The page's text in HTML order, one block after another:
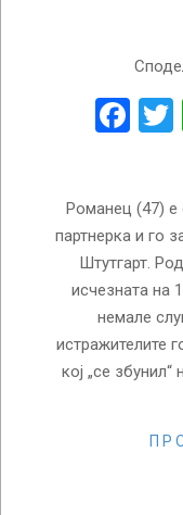
Романец (47) е
партнерка и го
Штутгарт.
исчезната на
немале
истражителите
кој „се